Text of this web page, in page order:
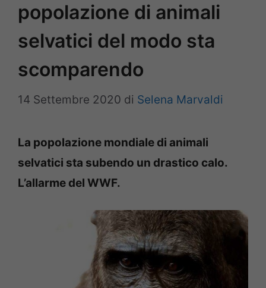
popolazione di animali
selvatici del modo sta
scomparendo
14 Settembre 2020 di Selena Marvaldi
La popolazione mondiale di animali
selvatici sta subendo un drastico calo.
L’allarme del WWF.